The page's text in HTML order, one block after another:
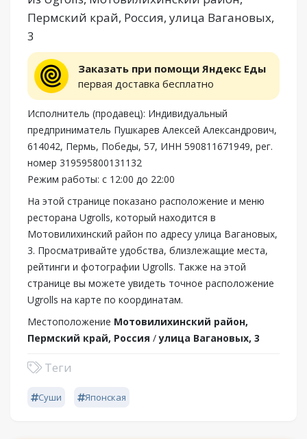
Пермский край, Россия, улица Вагановых,
3
Заказать при помощи Яндекс Еды
первая доставка бесплатно
Исполнитель (продавец): Индивидуальный
предприниматель Пушкарев Алексей Александрович,
614042, Пермь, Победы, 57, ИНН 590811671949, рег.
номер 319595800131132
Режим работы: с 12:00 до 22:00
На этой странице показано расположение и меню
ресторана Ugrolls, который находится в
Мотовилихинский район по адресу улица Вагановых,
3. Просматривайте удобства, близлежащие места,
рейтинги и фотографии Ugrolls. Также на этой
странице вы можете увидеть точное расположение
Ugrolls на карте по координатам.
Местоположение Мотовилихинский район,
Пермский край, Россия /улица Вагановых, 3
Теги
Суши Японская